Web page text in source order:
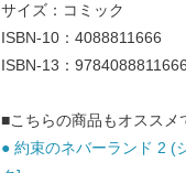
サイズ：コミック
ISBN-10：4088811666
ISBN-13：9784088811666
■こちらの商品もオススメ
● 約束のネバーランド 2 (